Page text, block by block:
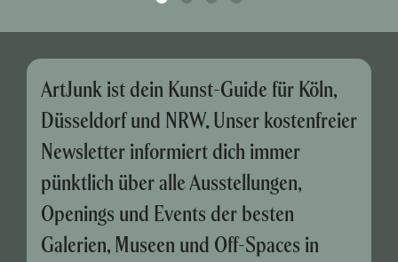
ArtJunk ist dein Kunst-Guide für Köln,
Düsseldorf und NRW. Unser kostenfreier
Newsletter informiert dich immer
pünktlich über alle Ausstellungen,
Openings und Events der besten
Galerien, Museen und Off-Spaces in